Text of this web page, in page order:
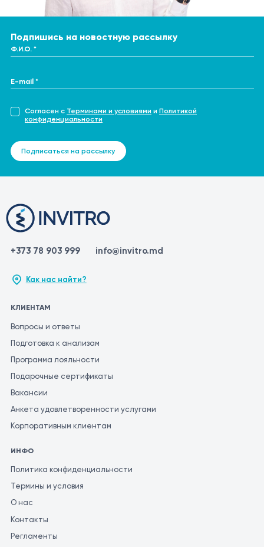
Подпишись на новостную рассылку
Ф.И.О. *
E-mail *
Согласен с Терминами и условиями и Политикой
конфиденциальности
Подписаться на рассылку
+373 78 903 999 info@invitro.md
Как нас найти?
КЛИЕНТАМ
Вопросы и ответы
Подготовка к анализам
Программа лояльности
Подарочные сертификаты
Вакансии
Анкета удовлетворенности услугами
Корпоративным клиентам
ИНФО
Политика конфиденциальности
Термины и условия
О нас
Контакты
Регламенты